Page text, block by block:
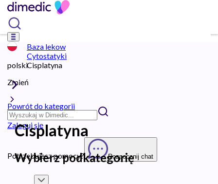
polski
Zmień
Zaloguj się
Potrzebujesz pomocy? Rozpocznij chat
Baza lekow
Cytostatyki
Cisplatyna
Powrót do kategorii
Cisplatyna
Wybierz podkategorię